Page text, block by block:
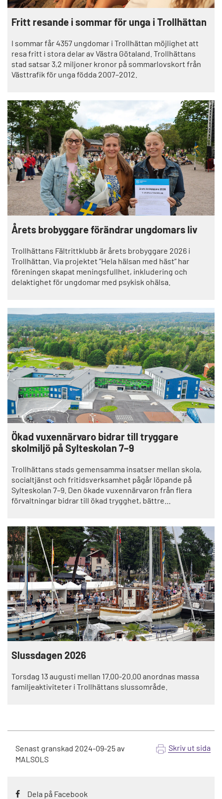
Fritt resande i sommar för unga i Trollhättan
I sommar får 4357 ungdomar i Trollhättan möjlighet att
resa fritt i stora delar av Västra Götaland. Trollhättans
stad satsar 3,2 miljoner kronor på sommarlovskort från
Västtrafik för unga födda 2007–2012.
Årets brobyggare förändrar ungdomars liv
Trollhättans Fältrittklubb är årets brobyggare 2026 i
Trollhättan. Via projektet ”Hela hälsan med häst” har
föreningen skapat meningsfullhet, inkludering och
delaktighet för ungdomar med psykisk ohälsa.
Ökad vuxennärvaro bidrar till tryggare
skolmiljö på Sylteskolan 7–9
Trollhättans stads gemensamma insatser mellan skola,
socialtjänst och fritidsverksamhet pågår löpande på
Sylteskolan 7–9. Den ökade vuxennärvaron från flera
förvaltningar bidrar till ökad trygghet, bättre
Slussdagen 2026
Torsdag 13 augusti mellan 17.00-20.00 anordnas massa
familjeaktiviteter i Trollhättans slussområde.
Senast granskad 2024-09-25av
MALSOLS
Skriv ut sida
Dela på Facebook